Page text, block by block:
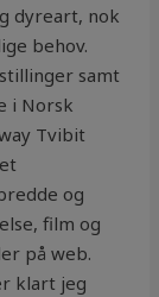
dyreart, nok
behov.
samt
i Norsk
Tvibit
og
film og
på web.
klart jeg